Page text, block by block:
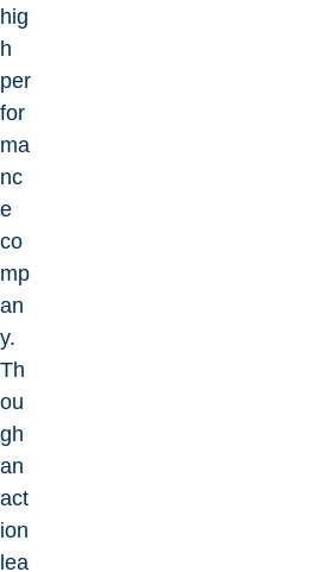
hig
h
per
for
ma
nc
e
co
mp
an
y.
Th
ou
gh
an
act
ion
lea